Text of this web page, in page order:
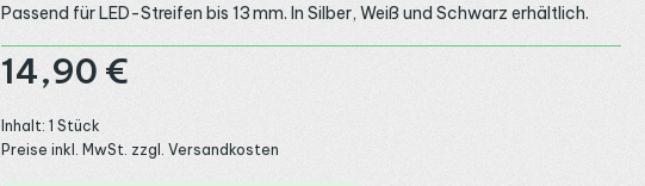
Passend für LED-Streifen bis 13 mm. In Silber, Weiß und Schwarz erhältlich.
Regulärer Preis:
14,90 €
Inhalt: 1 Stück
Preise inkl. MwSt. zzgl. Versandkosten